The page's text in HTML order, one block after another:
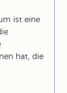
ist eine
hat, die